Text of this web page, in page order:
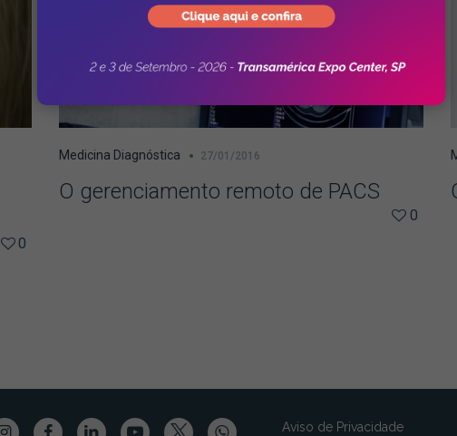
0
Medicina Diagnóstica 27/01/2016
O gerenciamento remoto de PACS
0
Aviso de Privacidade